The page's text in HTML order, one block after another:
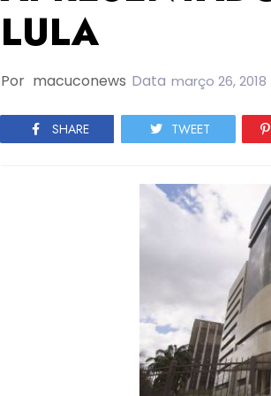
LULA
Por macuconews Data março 26, 2018
SHARE TWEET